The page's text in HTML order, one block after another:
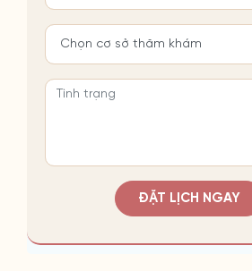
ĐẶT LỊCH NGAY